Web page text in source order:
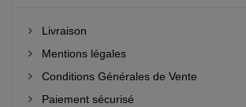
Livraison
Mentions légales
Conditions Générales de Vente
Paiement sécurisé